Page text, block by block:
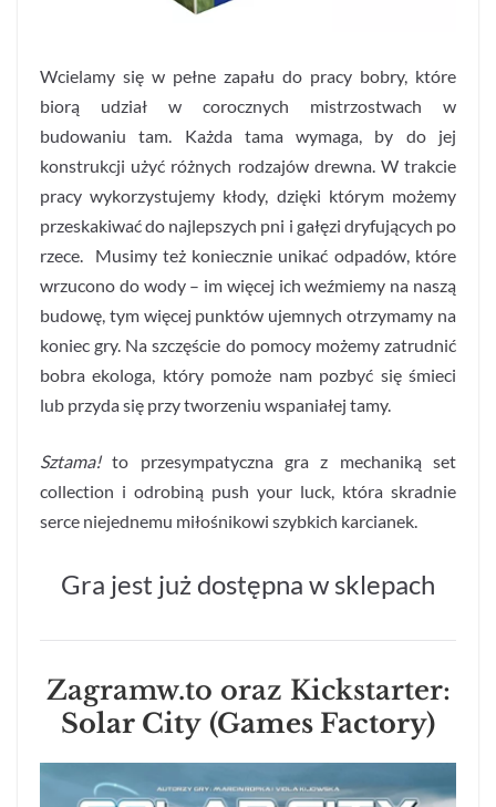
Wcielamy się w pełne zapału do pracy bobry, które
biorą udział w corocznych mistrzostwach w
budowaniu tam. Każda tama wymaga, by do jej
konstrukcji użyć różnych rodzajów drewna. W trakcie
pracy wykorzystujemy kłody, dzięki którym możemy
przeskakiwać do najlepszych pni i gałęzi dryfujących po
rzece. Musimy też koniecznie unikać odpadów, które
wrzucono do wody – im więcej ich weźmiemy na naszą
budowę, tym więcej punktów ujemnych otrzymamy na
koniec gry. Na szczęście do pomocy możemy zatrudnić
bobra ekologa, który pomoże nam pozbyć się śmieci
lub przyda się przy tworzeniu wspaniałej tamy.
Sztama!to przesympatyczna gra z mechaniką set
collection i odrobiną push your luck, która skradnie
serce niejednemu miłośnikowi szybkich karcianek.
Gra jest już dostępna w sklepach
Zagramw.to oraz Kickstarter:
Solar City (Games Factory)